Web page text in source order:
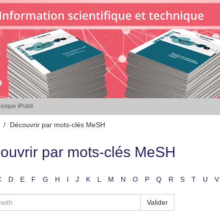
iPubli
Découvrir par mots-clés MeSH
par mots-clés MeSH
D E F G H I J K L M N O P Q R S T U V
Valider